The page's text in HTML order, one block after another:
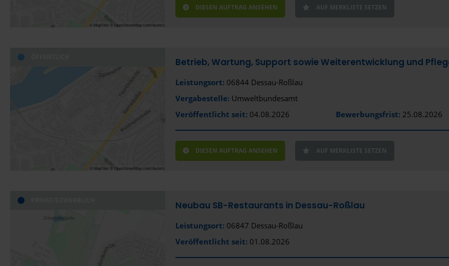
DIESEN AUFTRAG ANSEHEN AUF MERKLISTE SETZEN
Betrieb, Wartung, Support sowie Weiterentwicklung und
Leistungsort: 06844 Dessau-Roßlau
Vergabestelle: Umweltbundesamt
Veröffentlicht seit: 04.08.2026 Bewerbungsfrist: 25.08.2026
DIESEN AUFTRAG ANSEHEN AUF MERKLISTE SETZEN
Neubau SB-Restaurants in Dessau-Roßlau
Leistungsort: 06847 Dessau-Roßlau
Veröffentlicht seit: 01.08.2026